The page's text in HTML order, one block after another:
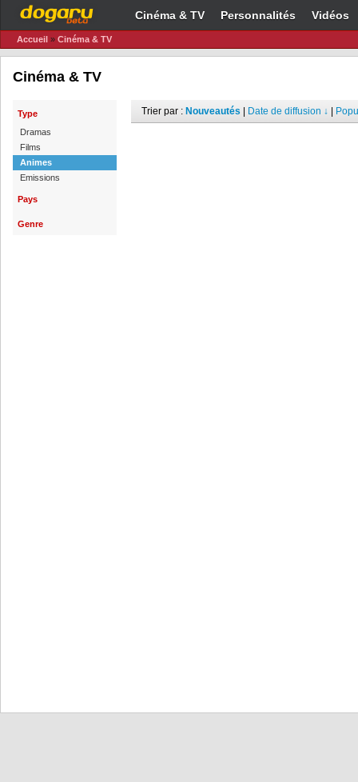
Cinéma & TV Personnalités Vidéos
Accueil » Cinéma & TV
Cinéma & TV
Type
Dramas
Films
Animes
Emissions
Pays
Genre
Trier par : Nouveautés Date de diffusion ↓